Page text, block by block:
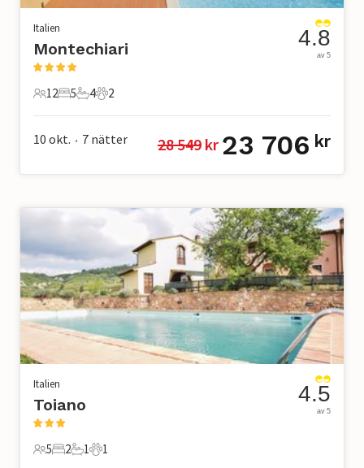
Italien
Montechiari
12 Gäster
12
5 Sovrum
5
4 Badrum
4
2 Husdjur
2
4.8
av 5
10 okt. • 7 nätter 28 549 kr 23 706 kr
Italien
Toiano
5 Gäster
5
2 Sovrum
2
1 Badrum
1
1 Husdjur
1
4.5
av 5